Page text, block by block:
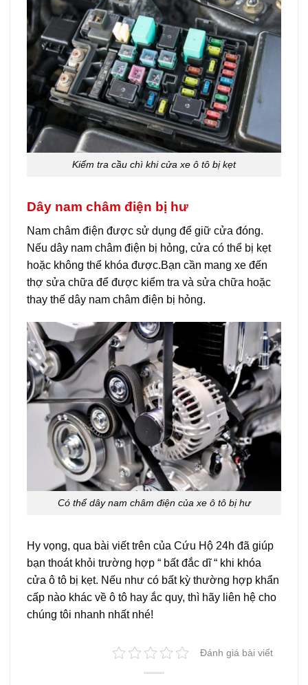
Kiểm tra cầu chì khi cửa xe ô tô bị kẹt
Dây nam châm điện bị hư
Nam châm điện được sử dụng để giữ cửa đóng.
Nếu dây nam châm điện bị hỏng, cửa có thể bị kẹt
hoặc không thể khóa được.Bạn cần mang xe đến
thợ sửa chữa để được kiểm tra và sửa chữa hoặc
thay thế dây nam châm điện bị hỏng.
Có thể dây nam châm điện của xe ô tô bị hư
Hy vọng, qua bài viết trên của Cứu Hộ 24h đã giúp
bạn thoát khỏi trường hợp “ bất đắc dĩ “ khi khóa
cửa ô tô bị kẹt. Nếu như có bất kỳ thường hợp khẩn
cấp nào khác về ô tô hay ắc quy, thì hãy liên hệ cho
chúng tôi nhanh nhất nhé!
Đánh giá bài viết